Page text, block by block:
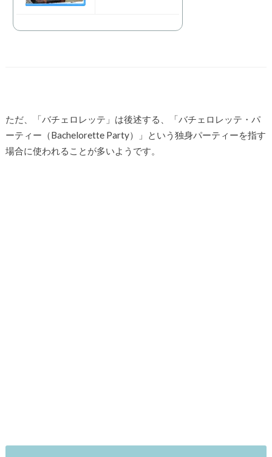
ただ、「バチェロレッテ」は後述する、「バチェロレッテ・パ
ーティー（Bachelorette Party）」という独身パーティーを指す
場合に使われることが多いようです。